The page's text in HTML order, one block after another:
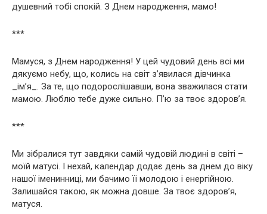
душевний тобі спокій. З Днем народження, мамо!
***
Мамуся, з Днем народження! У цей чудовий день всі ми
дякуємо небу, що, колись на світ з’явилася дівчинка
_ім’я_. За те, що подорослішавши, вона зважилася стати
мамою. Люблю тебе дуже сильно. П’ю за твоє здоров’я.
***
Ми зібралися тут завдяки самій чудовій людині в світі –
моїй матусі. І нехай, календар додає день за днем до віку
нашої іменинниці, ми бачимо її молодою і енергійною.
Залишайся такою, як можна довше. За твоє здоров’я,
матуся.